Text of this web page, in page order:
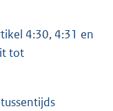
4:30, 4:31 en
tot